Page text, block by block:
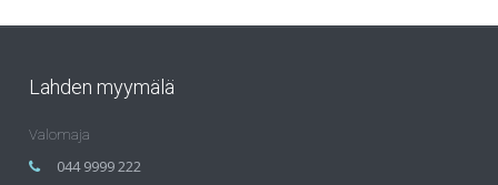
Lahden myymälä
Valomaja
044 9999 222